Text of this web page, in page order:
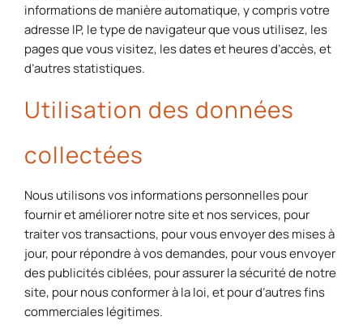
informations de manière automatique, y compris votre
adresse IP, le type de navigateur que vous utilisez, les
pages que vous visitez, les dates et heures d’accès, et
d’autres statistiques.
Utilisation des données
collectées
Nous utilisons vos informations personnelles pour
fournir et améliorer notre site et nos services, pour
traiter vos transactions, pour vous envoyer des mises à
jour, pour répondre à vos demandes, pour vous envoyer
des publicités ciblées, pour assurer la sécurité de notre
site, pour nous conformer à la loi, et pour d’autres fins
commerciales légitimes.